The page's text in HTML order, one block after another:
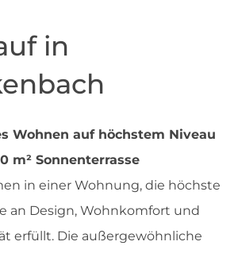
in
Wohnen auf höchstem Niveau
m² Sonnenterrasse
in einer Wohnung, die höchste
an Design, Wohnkomfort und
erfüllt. Die außergewöhnliche